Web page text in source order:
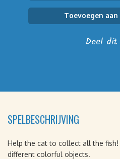
Toevoegen
Deel
SPELBESCHRIJVING
Help the cat to collect all the
different colorful objects.